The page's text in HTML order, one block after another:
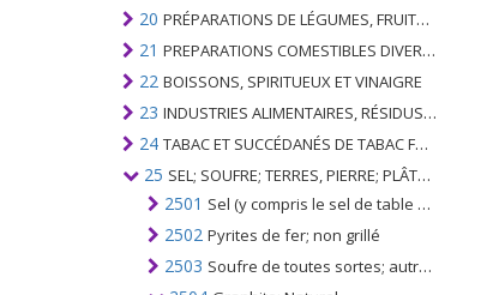
20 PRÉPARATIONS DE LÉGUMES, FRUITS, NOIX OU AUTRES PARTIES DE PLANTES
21 PREPARATIONS COMESTIBLES DIVERSES
22 BOISSONS, SPIRITUEUX ET VINAIGRE
23 INDUSTRIES ALIMENTAIRES, RÉSIDUS ET DÉCHETS DE CELLES-CI; FOURRAGE ANIMAL PRÉPARÉ
24 TABAC ET SUCCÉDANÉS DE TABAC FABRIQUÉS
25 SEL; SOUFRE; TERRES, PIERRE; PLÂTRES, CHAUX ET CIMENT
2501 Sel (y compris le sel de table et le sel dénaturé); chlorure de sodium pur, même en solution aqueuse; eau de mer
2502 Pyrites de fer; non grillé
2503 Soufre de toutes sortes; autres que le soufre sublimé, précipité et colloïdal